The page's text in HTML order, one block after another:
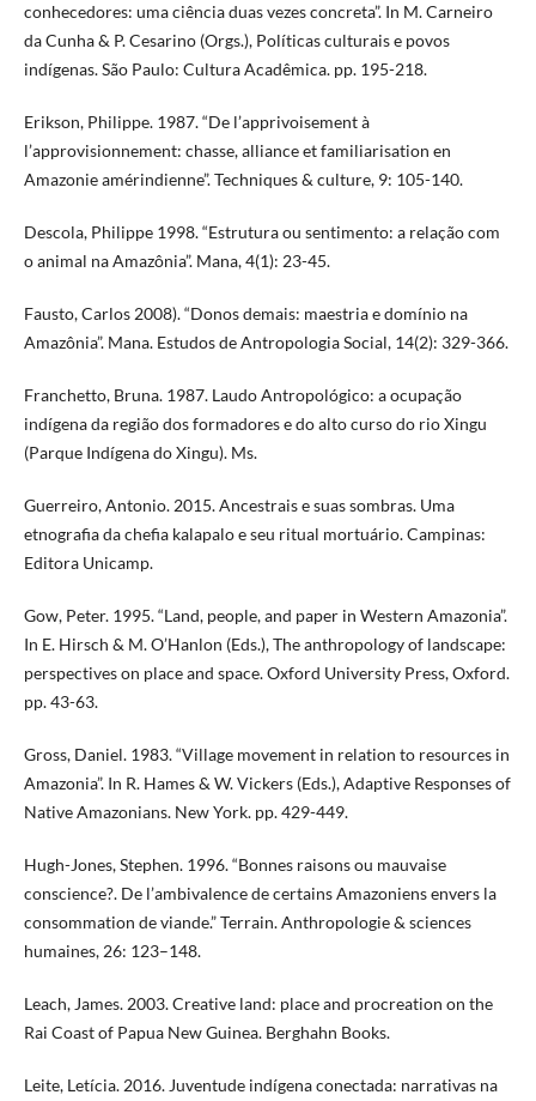
conhecedores: uma ciência duas vezes concreta”. In M. Carneiro
da Cunha & P. Cesarino (Orgs.), Políticas culturais e povos
indígenas. São Paulo: Cultura Acadêmica. pp. 195-218.
Erikson, Philippe. 1987. “De l’apprivoisement à
l’approvisionnement: chasse, alliance et familiarisation en
Amazonie amérindienne”. Techniques & culture, 9: 105-140.
Descola, Philippe 1998. “Estrutura ou sentimento: a relação com
o animal na Amazônia”. Mana, 4(1): 23-45.
Fausto, Carlos 2008). “Donos demais: maestria e domínio na
Amazônia”. Mana. Estudos de Antropologia Social, 14(2): 329-366.
Franchetto, Bruna. 1987. Laudo Antropológico: a ocupação
indígena da região dos formadores e do alto curso do rio Xingu
(Parque Indígena do Xingu). Ms.
Guerreiro, Antonio. 2015. Ancestrais e suas sombras. Uma
etnografia da chefia kalapalo e seu ritual mortuário. Campinas:
Editora Unicamp.
Gow, Peter. 1995. “Land, people, and paper in Western Amazonia”.
In E. Hirsch & M. O’Hanlon (Eds.), The anthropology of landscape:
perspectives on place and space. Oxford University Press, Oxford.
pp. 43-63.
Gross, Daniel. 1983. “Village movement in relation to resources in
Amazonia”. In R. Hames & W. Vickers (Eds.), Adaptive Responses of
Native Amazonians. New York. pp. 429-449.
Hugh-Jones, Stephen. 1996. “Bonnes raisons ou mauvaise
conscience?. De l’ambivalence de certains Amazoniens envers la
consommation de viande.” Terrain. Anthropologie & sciences
humaines, 26: 123–148.
Leach, James. 2003. Creative land: place and procreation on the
Rai Coast of Papua New Guinea. Berghahn Books.
Leite, Letícia. 2016. Juventude indígena conectada: narrativas na